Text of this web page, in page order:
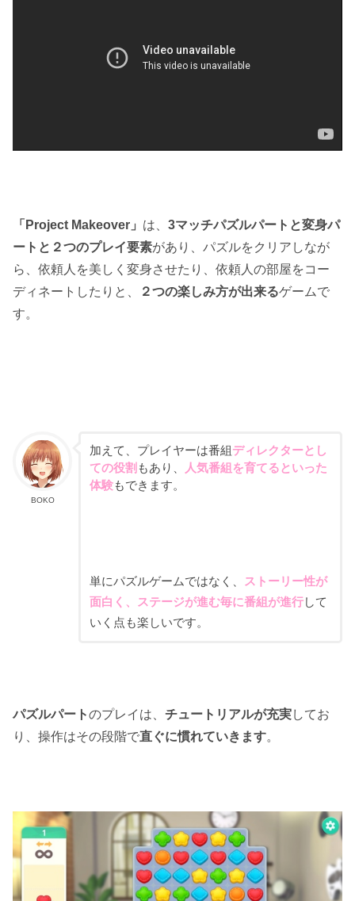
「Project Makeover」 は、3マッチパズルパートと変身パ
ートと２つのプレイ要素があり、パズルをクリアしなが
ら、依頼人を美しく変身させたり、依頼人の部屋をコー
ディネートしたりと、
２つの楽しみ方が出来るゲームで
す。
BOKO
加えて、プレイヤーは番組 ディレクターとし
ての役割 もあり、
人気番組を育てるといった
体験もできます。
単にパズルゲームではなく、
ストーリー性が
面白く、ステージが進む毎に番組が進行して
いく点も楽しいです。
パズルパートのプレイは、チュートリアルが充実してお
り、操作はその段階で直ぐに慣れていきます。